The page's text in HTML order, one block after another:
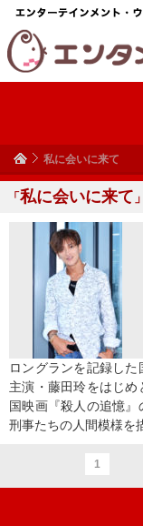
私に会いに来て
「私に会いに来て
ロングランを記録した
主演・藤田玲をはじ
国映画『殺人の追憶
刑事たちの人間模様を
1